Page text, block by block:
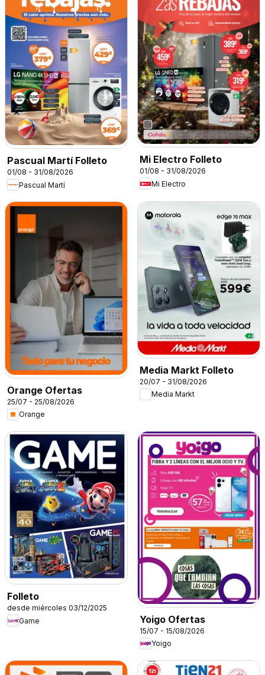
Pascual Martí Folleto
01/08 - 31/08/2026
Pascual Martí
Mi Electro Folleto
01/08 - 31/08/2026
Mi Electro
Orange Ofertas
25/07 - 25/08/2026
Orange
Media Markt Folleto
20/07 - 31/08/2026
Media Markt
Folleto
desde miércoles 03/12/2025
Game
Yoigo Ofertas
15/07 - 15/08/2026
Yoigo